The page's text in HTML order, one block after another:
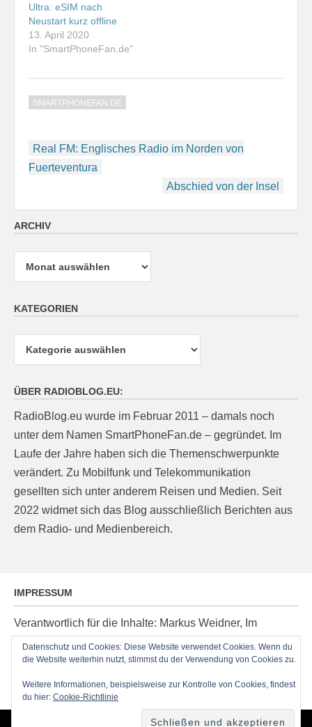
Ultra: eSIM nach
Neustart kurz offline
13. April 2020
In "SmartPhoneFan.de"
SMARTPHONEFAN.DE
Beitragsnavigation
Real FM: Englisches Radio im Norden von
Fuerteventura
Abschied von der Insel
ARCHIV
Archiv
KATEGORIEN
ÜBER RADIOBLOG.EU:
RadioBlog.eu wurde im Februar 2011 – damals noch
unter dem Namen SmartPhoneFan.de – gegründet. Im
Laufe der Jahre haben sich die Themenschwerpunkte
verändert. Zu Mobilfunk und Telekommunikation
gesellten sich unter anderem Reisen und Medien. Seit
2022 widmet sich das Blog ausschließlich Berichten aus
dem Radio- und Medienbereich.
IMPRESSUM
Verantwortlich für die Inhalte: Markus Weidner, Im
Ziegelacker 20, D-63599 Biebergemünd, E-Mail:
post@radioblog.eu
Technik und Administration: Thomas Michel
Datenschutz und Cookies: Diese Website verwendet Cookies. Wenn du
die Website weiterhin nutzt, stimmst du der Verwendung von Cookies zu.
Weitere Informationen, beispielsweise zur Kontrolle von Cookies, findest
du hier: Cookie-Richtlinie